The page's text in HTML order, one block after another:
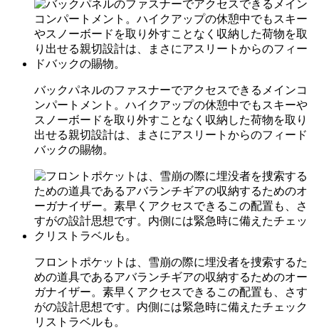
バックパネルのファスナーでアクセスできるメインコ
ンパートメント。ハイクアップの休憩中でもスキーや
スノーボードを取り外すことなく収納した荷物を取り
出せる親切設計は、まさにアスリートからのフィード
バックの賜物。
フロントポケットは、雪崩の際に埋没者を捜索するた
めの道具であるアバランチギアの収納するためのオー
ガナイザー。素早くアクセスできるこの配置も、さす
がの設計思想です。内側には緊急時に備えたチェック
リストラベルも。